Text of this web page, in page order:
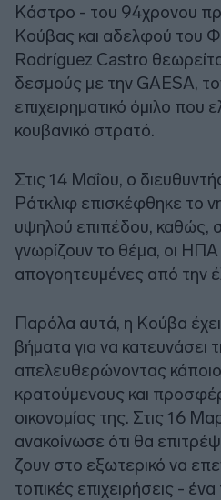
Κάστρο - του 94χρονου
Κούβας και αδελφού του
Rodríguez Castro
δεσμούς με την GAESA,
επιχειρηματικό όμιλο που
κουβανικό στρατό.
Στις 14 Μαΐου, ο
Ράτκλιφ επισκέφθηκε το
υψηλού επιπέδου, καθώς,
γνωρίζουν το θέμα, οι ΗΠΑ
απογοητευμένες από την
Παρόλα αυτά, η Κούβα έχει
βήματα για να κατευνάσει
απελευθερώνοντας
κρατούμενους και
οικονομίας της. Στις 16
ανακοίνωσε ότι θα
ζουν στο εξωτερικό να
τοπικές επιχειρήσεις -